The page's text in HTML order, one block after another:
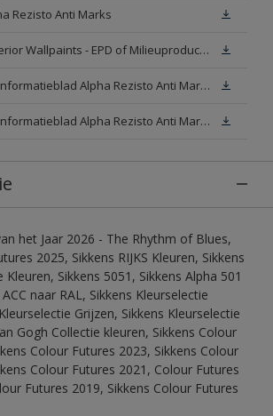
Rezisto Anti Marks
Sikkens Interior Wallpaints - EPD of Milieuproductverklaring
Veiligheidsinformatieblad Alpha Rezisto Anti Marks Mat White W05 (MSDS)
Veiligheidsinformatieblad Alpha Rezisto Anti Marks Mat N00 (MSDS)
het Jaar 2026 - The Rhythm of Blues,
2025, Sikkens RIJKS Kleuren, Sikkens
Kleuren, Sikkens 5051, Sikkens Alpha 501
naar RAL, Sikkens Kleurselectie
Grijzen, Sikkens Kleurselectie
Gogh Collectie kleuren, Sikkens Colour
Colour Futures 2023, Sikkens Colour
Colour Futures 2021, Colour Futures
Futures 2019, Sikkens Colour Futures